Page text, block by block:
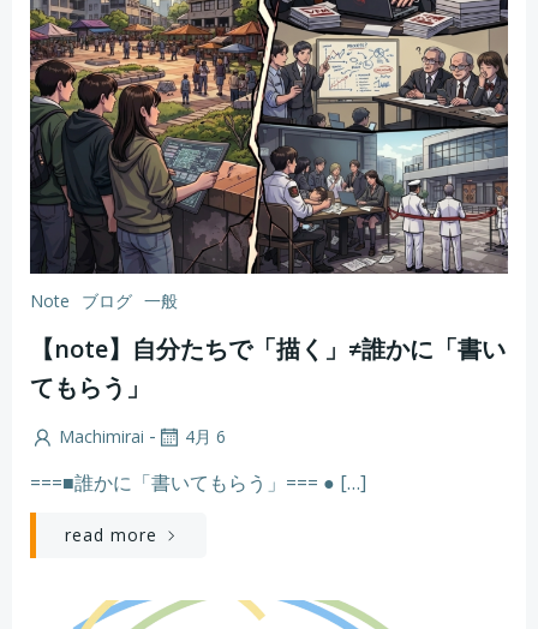
Note ブログ 一般
【note】自分たちで「描く」≠誰かに「書い
てもらう」
Machimirai - 4月 6
===■誰かに「書いてもらう」=== ● […]
read more